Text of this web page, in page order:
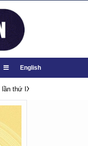
English
Đại hội lần thứ XIV của